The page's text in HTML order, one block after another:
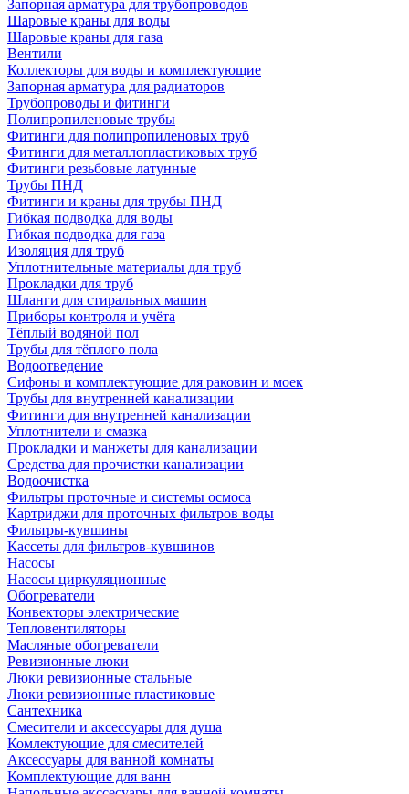
Запорная арматура для трубопроводов
Шаровые краны для воды
Шаровые краны для газа
Вентили
Коллекторы для воды и комплектующие
Запорная арматура для радиаторов
Трубопроводы и фитинги
Полипропиленовые трубы
Фитинги для полипропиленовых труб
Фитинги для металлопластиковых труб
Фитинги резьбовые латунные
Трубы ПНД
Фитинги и краны для трубы ПНД
Гибкая подводка для воды
Гибкая подводка для газа
Изоляция для труб
Уплотнительные материалы для труб
Прокладки для труб
Шланги для стиральных машин
Приборы контроля и учёта
Тёплый водяной пол
Трубы для тёплого пола
Водоотведение
Сифоны и комплектующие для раковин и моек
Трубы для внутренней канализации
Фитинги для внутренней канализации
Уплотнители и смазка
Прокладки и манжеты для канализации
Средства для прочистки канализации
Водоочистка
Фильтры проточные и системы осмоса
Картриджи для проточных фильтров воды
Фильтры-кувшины
Кассеты для фильтров-кувшинов
Насосы
Насосы циркуляционные
Обогреватели
Конвекторы электрические
Тепловентиляторы
Масляные обогреватели
Ревизионные люки
Люки ревизионные стальные
Люки ревизионные пластиковые
Сантехника
Смесители и аксессуары для душа
Комлектующие для смесителей
Аксессуары для ванной комнаты
Комплектующие для ванн